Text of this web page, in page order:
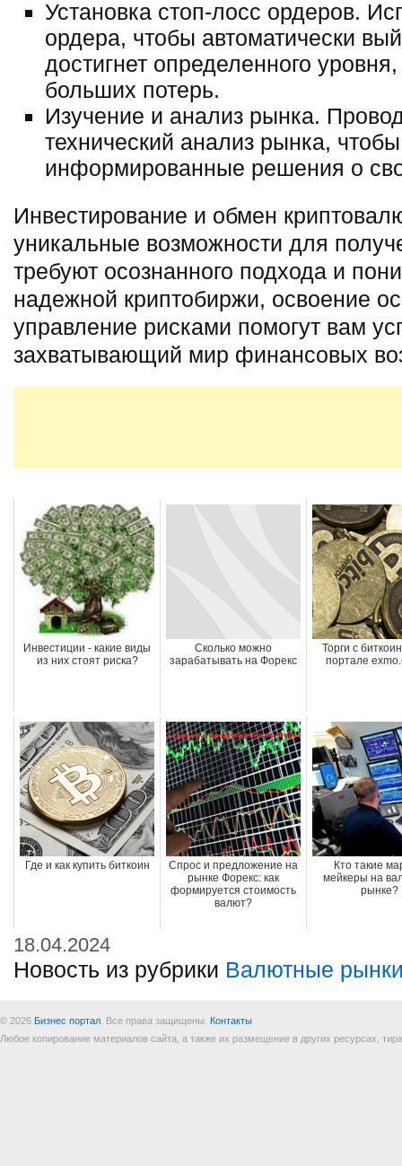
Установка стоп-лосс ордеров.
ордера, чтобы автоматически
достигнет определенного
больших потерь.
Изучение и анализ рынка.
технический анализ рынка,
информированные решения о
Инвестирование и обмен
уникальные возможности для
требуют осознанного подхода и
надежной криптобиржи, освоение
управление рисками помогут вам
захватывающий мир финансовых
Инвестиции - какие виды
из них стоят риска?
Сколько можно
зарабатывать на Форекс
Торги с
портале
Где и как купить биткоин
Спрос и предложение на
рынке Форекс: как
формируется стоимость
валют?
Кто такие
мейкеры на
рынке?
18.04.2024
Новость из рубрики Валютные
© 2026 Бизнес портал . Все права защищены.
Контакты
Любое копирование материалов сайта, а также их размещение в других ресурсах,